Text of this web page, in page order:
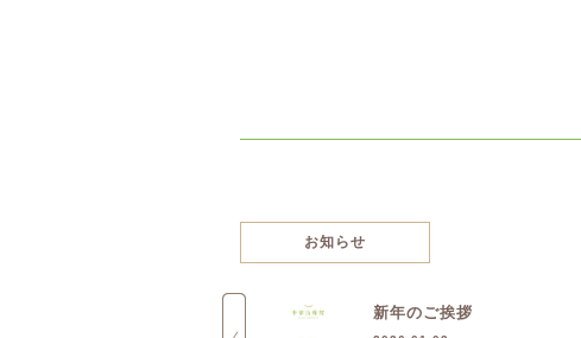
お知らせ
新年のご挨拶